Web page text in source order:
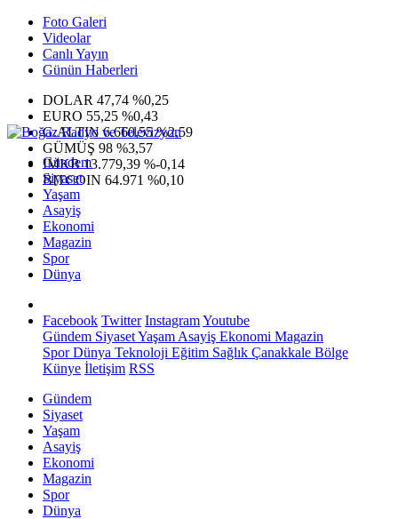
Foto Galeri
Videolar
Canlı Yayın
Günün Haberleri
DOLAR 47,74 %0,25
EURO 55,25 %0,43
G.ALTIN6.660,55 %2,59
GÜMÜŞ 98 %3,57
IMKB13.779,39 %-0,14
BITCOIN 64.971 %0,10
Gündem
Siyaset
Yaşam
Asayiş
Ekonomi
Magazin
Spor
Dünya
Facebook Twitter InstagramYoutube
Gündem SiyasetYaşam Asayiş Ekonomi Magazin
SporDünya Teknoloji Eğitim Sağlık Çanakkale Bölge
Künye İletişim RSS
Gündem
Siyaset
Yaşam
Asayiş
Ekonomi
Magazin
Spor
Dünya